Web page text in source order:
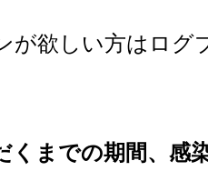
が欲しい方はログ
くまでの期間、感